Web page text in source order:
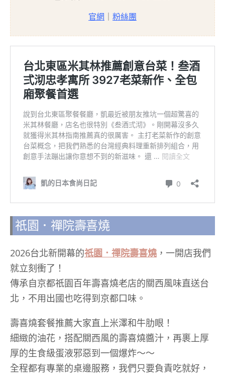
官網 粉絲團
祇園．禪院壽喜燒
2026台北新開幕的祇園．禪院壽喜燒 ，一開店我們
就立刻衝了！
傳承自京都祇園百年壽喜燒老店的關西風味直送台
北，不用出國也吃得到京都口味。
壽喜燒套餐推薦大家直上米澤和牛肋眼！
細緻的油花，搭配關西風的壽喜燒醬汁，再裹上厚
厚的生食級蛋液邪惡到一個爆炸～～
全程都有專業的桌邊服務，我們只要負責吃就好，